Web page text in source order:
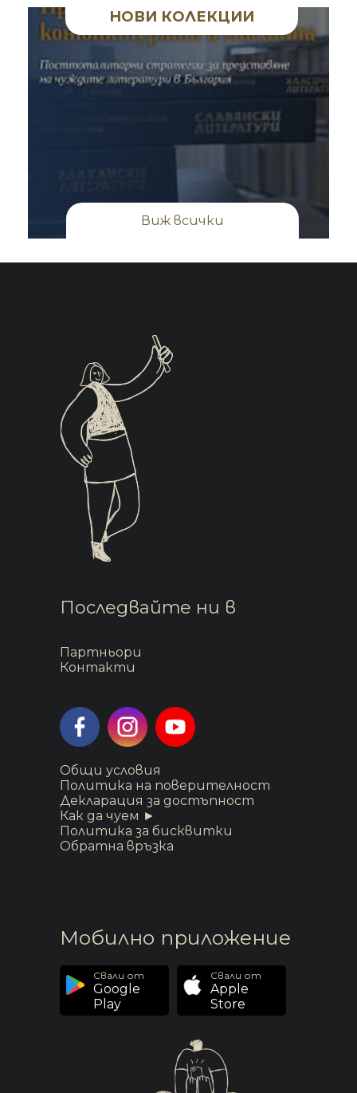
НОВИ КОЛЕКЦИИ
Сборници от научни форуми
Виж всички
Последвайте ни в
Партньори
Контакти
Общи условия
Политика на поверителност
Декларация за достъпност
Как да чуем ►
Политика за бисквитки
Обратна връзка
Мобилно приложение
Свали от
Google
Play
Свали от
Apple
Store